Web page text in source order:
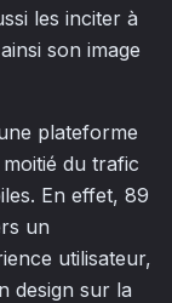
les inciter à
son image
plateforme
du trafic
En effet, 89
un
utilisateur,
design sur la